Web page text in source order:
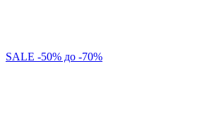
SALE -50% до -70%